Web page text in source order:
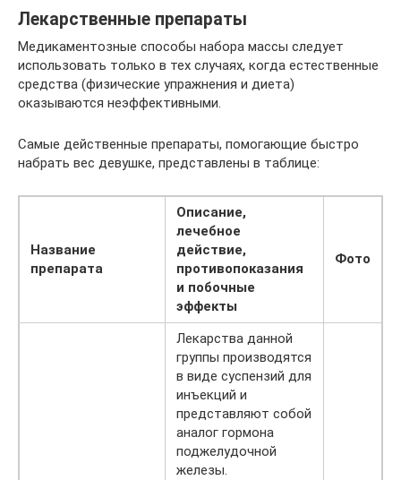
Лекарственные препараты
Медикаментозные способы набора массы следует
использовать только в тех случаях, когда естественные
средства (физические упражнения и диета)
оказываются неэффективными.
Самые действенные препараты, помогающие быстро
набрать вес девушке, представлены в таблице:
Название
препарата
Описание,
лечебное
действие,
противопоказания
и побочные
эффекты
Фото
Лекарства данной
группы производятся
в виде суспензий для
инъекций и
представляют собой
аналог гормона
поджелудочной
железы.